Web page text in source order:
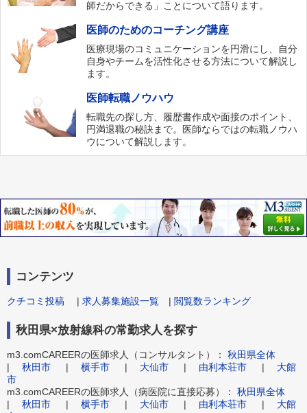
師だからできる」ことについて語ります。
医師のためのコーチング講座
医療現場のコミュニケーションを円滑にし、自分
自身やチームを活性化させる方法について解説し
ます。
医師転職ノウハウ
転職先の探し方、履歴書作成や面接のポイント、
円満退職の秘訣まで。医師ならではの転職ノウハ
ウについて解説します。
コンテンツ
クチコミ投稿 | 求人募集施設一覧 | 閲覧数ランキング
秋田県×放射線科の常勤求人を探す
m3.comCAREERの医師求人（コンサルタント）： 秋田県全体
| 秋田市 | 横手市 | 大仙市 | 由利本荘市 | 大館
市
m3.comCAREERの医師求人（病医院に直接応募）： 秋田県全体
| 秋田市 | 横手市 | 大仙市 | 由利本荘市 | 大館